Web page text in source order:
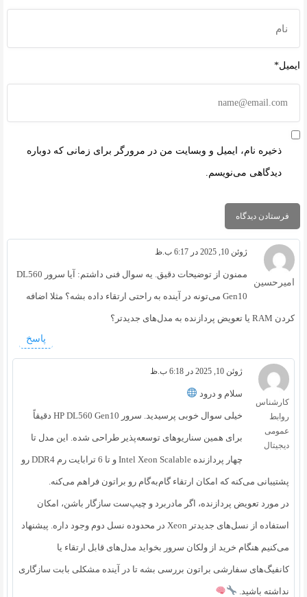
ایمیل*
ذخیره نام، ایمیل و وبسایت من در مرورگر برای زمانی که دوباره
دیدگاهی می‌نویسم.
امیرحسین
ژوئن 10, 2025 در 6:17 ب.ظ
ممنون از توضیحات دقیق. یه سوال فنی داشتم: آیا سرور DL560
Gen10 می‌تونه در آینده به راحتی ارتقاء داده بشه؟ مثلا اضافه
کردن RAM یا تعویض پردازنده به مدل‌های جدیدتر؟
پاسخ
کارشناس
روابط
عمومی
دیجیتال
ژوئن 10, 2025 در 6:18 ب.ظ
سلام و درود
خیلی سوال خوبی پرسیدید. سرور HP DL560 Gen10 دقیقاً
برای همین سناریوهای توسعه‌پذیر طراحی شده. این مدل تا
چهار پردازنده Intel Xeon Scalable و تا 6 ترابایت رم DDR4 رو
پشتیبانی می‌کنه که امکان ارتقاء گام‌به‌گام رو براتون فراهم می‌کنه.
در مورد تعویض پردازنده، اگر مادربرد و چیپ‌ست سازگار باشن، امکان
استفاده از نسل‌های جدیدتر Xeon در محدوده نسل دوم وجود داره. پیشنهاد
می‌کنیم هنگام خرید از ولکان سرور بخواید مدل‌های قابل ارتقاء یا
کانفیگ‌های سفارشی براتون بررسی بشه تا در آینده مشکلی بابت سازگاری
نداشته باشید.